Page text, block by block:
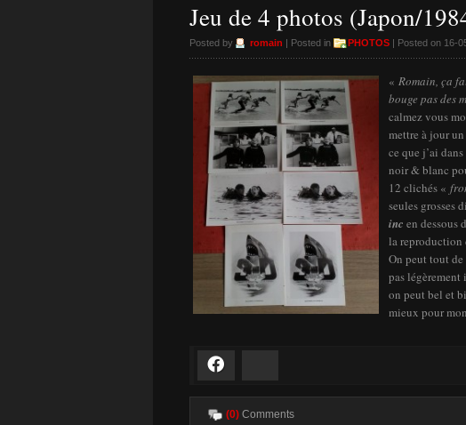
Jeu de 4 photos (Japon/
Posted by romain | Posted in PHOTOS | Posted on 16-
« Romain, ça
bouge pas des
calmez vous
mettre à jour
ce que j’ai
noir & blanc
12 clichés «
seules grosses
inc en dessous
la reproduction
On peut tout de
pas
on peut bel et
mieux pour
(0) Comments